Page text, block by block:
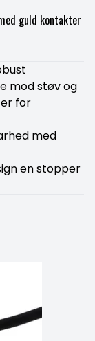
guld kontakter
mod støv og
for
med
en stopper